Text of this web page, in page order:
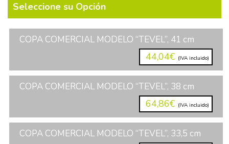
Seleccione su Opción
COPA COMERCIAL MODELO “TEVEL”, 41 cm
44,04€ (IVA incluido)
COPA COMERCIAL MODELO “TEVEL”, 38 cm
64,86€ (IVA incluido)
COPA COMERCIAL MODELO “TEVEL”, 33,5 cm